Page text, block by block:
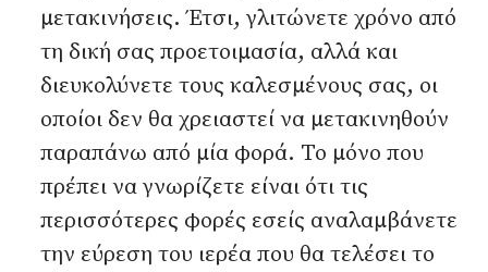
μετακινήσεις. Έτσι, γλιτώνετε χρόνο από
τη δική σας προετοιμασία, αλλά και
διευκολύνετε τους καλεσμένους σας, οι
οποίοι δεν θα χρειαστεί να μετακινηθούν
παραπάνω από μία φορά. Το μόνο που
πρέπει να γνωρίζετε είναι ότι τις
περισσότερες φορές εσείς αναλαμβάνετε
την εύρεση του ιερέα που θα τελέσει το